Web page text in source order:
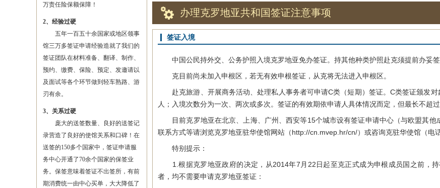
万责任险保额保障！
2、经验过硬
五年一百五十余国家或地区领事
馆三万多签证申请经验造就了我们的
签证团队在材料准备、翻译、制作、
预约、缴费、保险、预定、发邀请以
及面试等各个环节做到轻车熟路、游
刃有余。
3、关系过硬
庞大的送签数量、良好的送签记
录营造了良好的使馆关系和口碑！在
送签的150多个国家中，签证申请服
务中心开通了70余个国家的保签业
务。保签意味着签证不出签所，有前
期消费统一由中心买单，大大降低了
办理克罗地亚共和国签证注意事项
签证入境
中国公民持外交、公务护照入境克罗地亚免办签证。持其他种类护照赴克须提前办妥签
克目前尚未加入申根区，若无有效申根签证，从克将无法进入申根区。
赴克旅游、开展商务活动、处理私人事务者可申请C类（短期）签证。C类签证颁发对
人；入境次数分为一次、两次或多次。签证的有效期依申请人具体情况而定，但最长不超过
目前克罗地亚在北京、上海、广州、西安等15个城市设有签证申请中心（与欧盟其他
联系方式等请浏览克罗地亚驻华使馆网站（http://cn.mvep.hr/cn/）或咨询克驻华使馆（电
特别提示：
1.根据克罗地亚政府的决定，从2014年7月22日起至克正式成为申根成员国之前，
者，均不需要申请克罗地亚签证：